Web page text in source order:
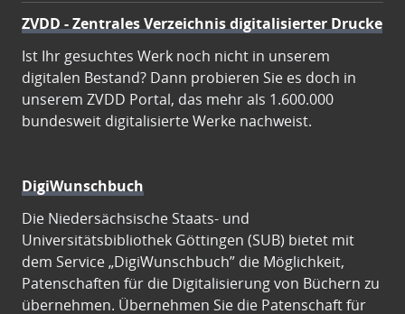
ZVDD - Zentrales Verzeichnis digitalisierter Drucke
Ist Ihr gesuchtes Werk noch nicht in unserem
digitalen Bestand? Dann probieren Sie es doch in
unserem ZVDD Portal, das mehr als 1.600.000
bundesweit digitalisierte Werke nachweist.
DigiWunschbuch
Die Niedersächsische Staats- und
Universitätsbibliothek Göttingen (SUB) bietet mit
dem Service „DigiWunschbuch” die Möglichkeit,
Patenschaften für die Digitalisierung von Büchern zu
übernehmen. Übernehmen Sie die Patenschaft für